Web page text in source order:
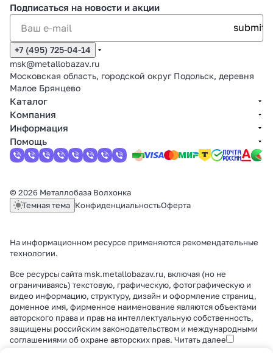
Подписаться на новости и акции
+7 (495) 725-04-14
msk@metallobazav.ru
Московская область, городской округ Подольск, деревня
Малое Брянцево
Каталог
Компания
Информация
Помощь
© 2026 Металлобаза Волхонка
Темная тема КонфиденциальностьОферта
На информационном ресурсе применяются рекомендательные
технологии.
Все ресурсы сайта msk.metallobazav.ru, включая (но не
ограничиваясь) текстовую, графическую, фотографическую и
видео информацию, структуру, дизайн и оформление страниц,
доменное имя, фирменное наименование являются объектами
авторского права и прав на интеллектуальную собственность,
защищены российским законодательством и международными
соглашениями об охране авторских прав. Читать далее